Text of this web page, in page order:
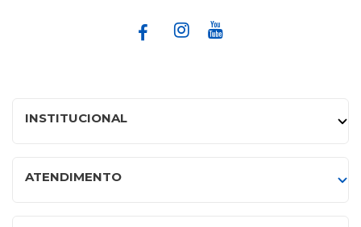
INSTITUCIONAL
ATENDIMENTO